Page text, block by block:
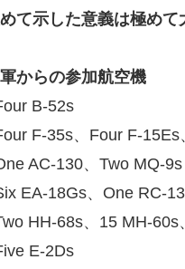
て示した意義は極め
からの参加航空機
B-52s
F-35s、Four F-15Es
AC-130、Two MQ-9s
EA-18Gs、One RC-
HH-68s、15 MH-
E-2Ds